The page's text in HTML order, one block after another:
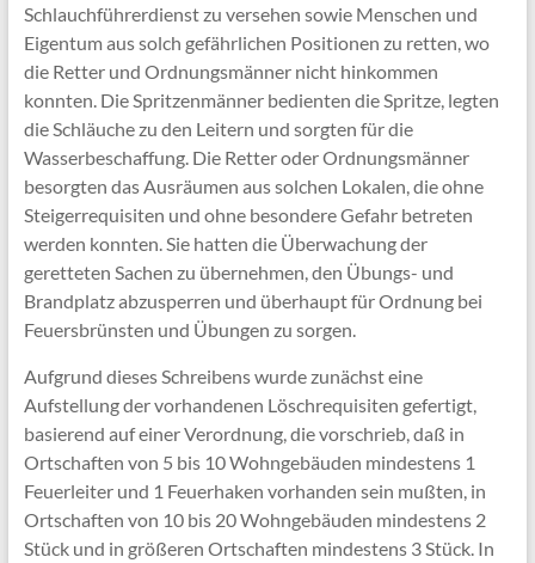
Schlauchführerdienst zu versehen sowie Menschen und
Eigentum aus solch gefährlichen Positionen zu retten, wo
die Retter und Ordnungsmänner nicht hinkommen
konnten. Die Spritzenmänner bedienten die Spritze, legten
die Schläuche zu den Leitern und sorgten für die
Wasserbeschaffung. Die Retter oder Ordnungsmänner
besorgten das Ausräumen aus solchen Lokalen, die ohne
Steigerrequisiten und ohne besondere Gefahr betreten
werden konnten. Sie hatten die Überwachung der
geretteten Sachen zu übernehmen, den Übungs- und
Brandplatz abzusperren und überhaupt für Ordnung bei
Feuersbrünsten und Übungen zu sorgen.
Aufgrund dieses Schreibens wurde zunächst eine
Aufstellung der vorhandenen Löschrequisiten gefertigt,
basierend auf einer Verordnung, die vorschrieb, daß in
Ortschaften von 5 bis 10 Wohngebäuden mindestens 1
Feuerleiter und 1 Feuerhaken vorhanden sein mußten, in
Ortschaften von 10 bis 20 Wohngebäuden mindestens 2
Stück und in größeren Ortschaften mindestens 3 Stück. In